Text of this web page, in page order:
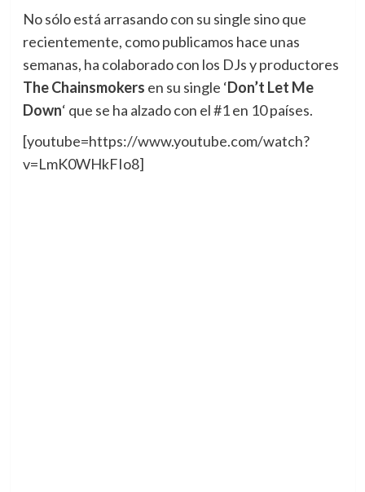
No sólo está arrasando con su single sino que
recientemente, como publicamos hace unas
semanas, ha colaborado con los DJs y productores
The Chainsmokers en su single ‘Don’t Let Me
Down‘ que se ha alzado con el #1 en 10 países.
[youtube=https://www.youtube.com/watch?
v=LmK0WHkFIo8]